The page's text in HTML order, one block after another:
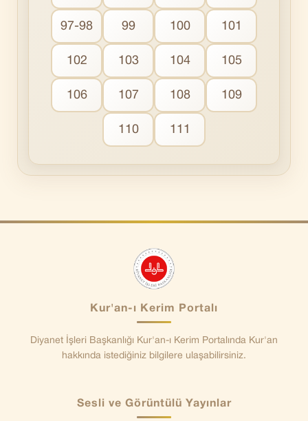
97-98 99 100 101
102 103 104 105
106 107 108 109
110 111
Kur'an-ı Kerim Portalı
Diyanet İşleri Başkanlığı Kur'an-ı Kerim Portalında Kur'an
hakkında istediğiniz bilgilere ulaşabilirsiniz.
Sesli ve Görüntülü Yayınlar